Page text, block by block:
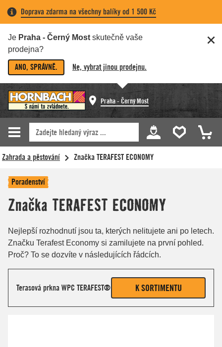
Doprava zdarma na všechny balíky od 1 500 Kč
Je Praha - Černý Most skutečně vaše
prodejna?
ANO, SPRÁVNĚ. Ne, vybrat jinou prodejnu.
Praha - Černý Most